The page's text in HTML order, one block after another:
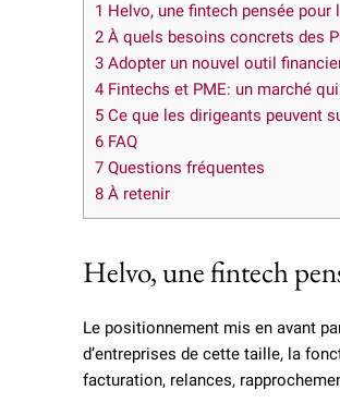
1 Helvo, une fintech pensée
2 À quels besoins concrets des
3 Adopter un nouvel outil
4 Fintechs et PME: un marché
5 Ce que les dirigeants peuvent
6 FAQ
7 Questions fréquentes
8 À retenir
Helvo, une fintech
Le positionnement mis en avant
d’entreprises de cette taille, la
facturation, relances,